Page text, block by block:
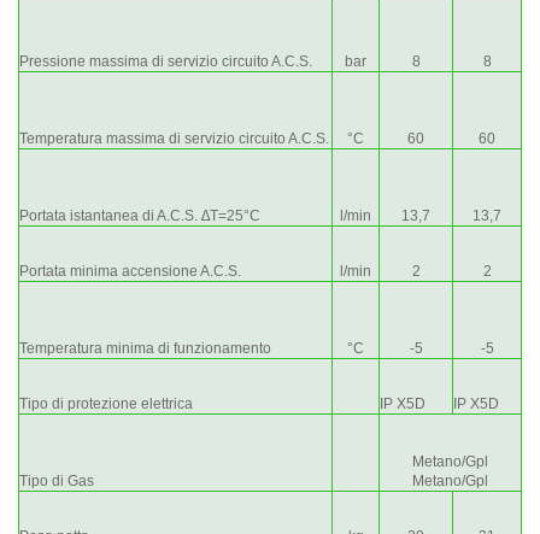
Pressione massima di servizio circuito A.C.S. bar 8 8
Temperatura massima di servizio circuito A.C.S. °C 60 60
Portata istantanea di A.C.S. ∆Τ=25°C l/min 13,7 13,7
Portata minima accensione A.C.S. l/min 2 2
Temperatura minima di funzionamento °C -5 -5
Tipo di protezione elettrica IP X5D IP X5D
Tipo di Gas
Metano/Gpl
Metano/Gpl